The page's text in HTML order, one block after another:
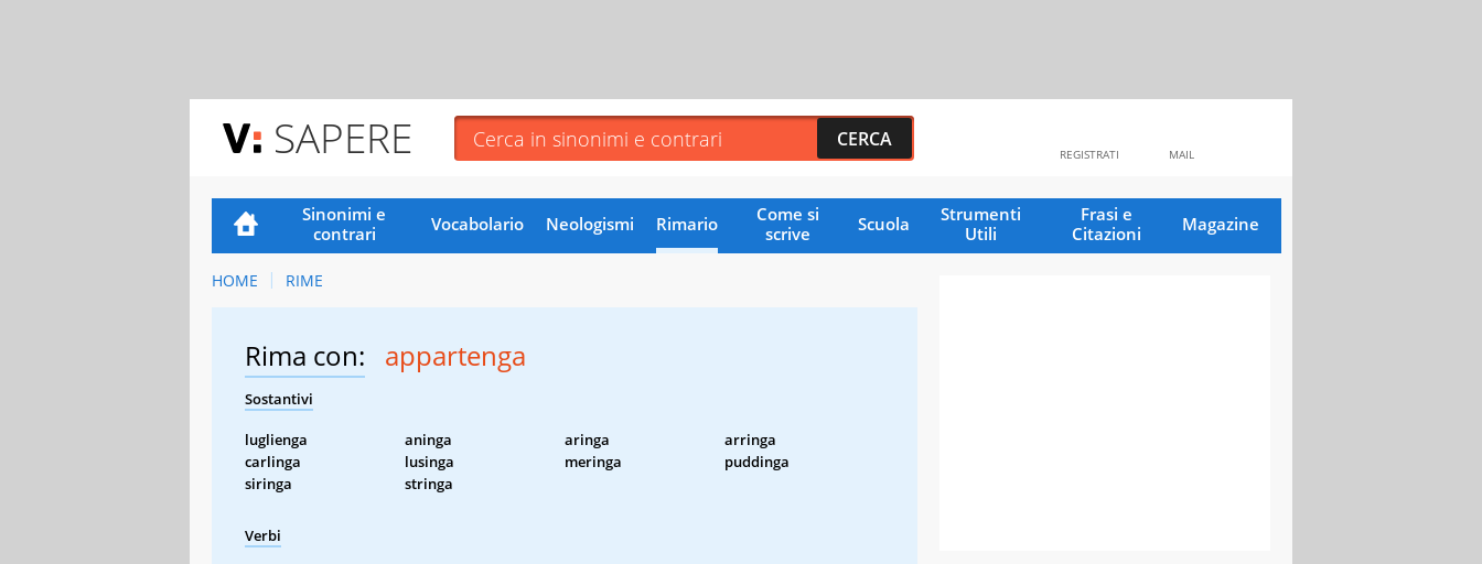
SAPERE MAIL
REGISTRATI
Sinonimi e
contrari
Vocabolario Neologismi Rimario
Come si
scrive
Scuola
Strumenti
Utili
Frasi e
Citazioni
Magazine
HOME RIME
Rima con: appartenga
Sostantivi
luglienga aninga aringa
arringa
carlinga
lusinga meringa
puddinga
siringa
stringa
Verbi